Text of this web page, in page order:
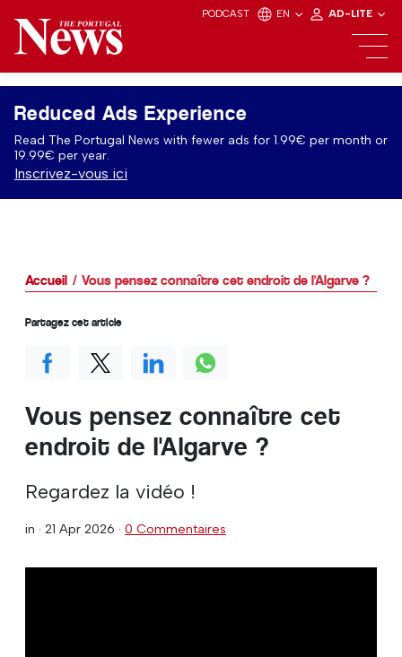
PODCAST EN AD-LITE
Reduced Ads Experience
Read The Portugal News with fewer ads for 1.99€ per month or
19.99€ per year.
Inscrivez-vous ici
Accueil Vous pensez connaître cet endroit de l'Algarve ?
Vous pensez connaître cet
endroit de l'Algarve ?
Regardez la vidéo !
in · 21 Apr 2026 · 0 Commentaires
Partagez cet article